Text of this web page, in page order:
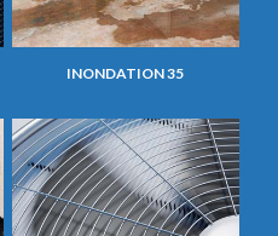
INONDATION 35